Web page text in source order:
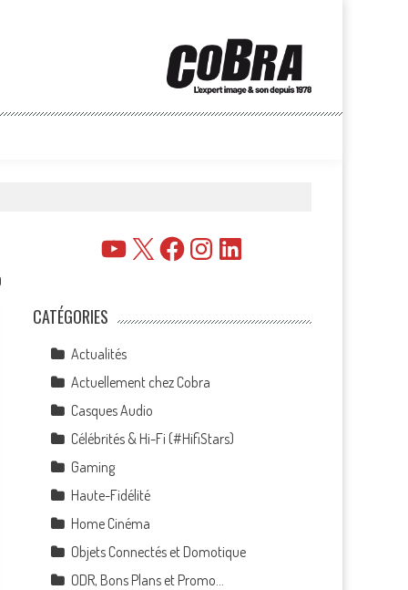
YouTube
X FacebookInstagramLinkedIn
CATÉGORIES
Actualités
Actuellement chez Cobra
Casques Audio
Célébrités & Hi-Fi (#HifiStars)
Gaming
Haute-Fidélité
Home Cinéma
Objets Connectés et Domotique
ODR, Bons Plans et Promo…